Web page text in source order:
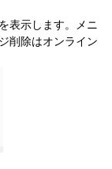
表示します。メニ
削除はオンライン